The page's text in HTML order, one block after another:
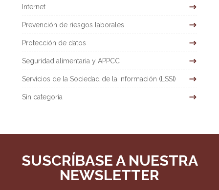
Internet
Prevención de riesgos laborales
Protección de datos
Seguridad alimentaria y APPCC
Servicios de la Sociedad de la Información (LSSI)
Sin categoría
SUSCRÍBASE A NUESTRA
NEWSLETTER